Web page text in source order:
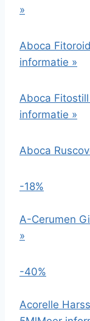
»
Aboca
informatie »
Aboca
informatie »
Aboca
-18%
A-Cerumen
»
-40%
Acorelle